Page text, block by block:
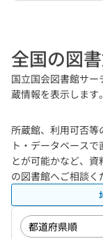
全国の図
国立国会図書館サ
蔵情報を表示します。
所蔵館、利用可否等
ト・データベース
とが可能かなど、
の図書館へご相談く